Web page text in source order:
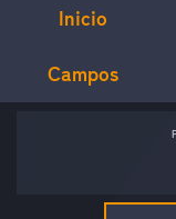
Inicio
Campos